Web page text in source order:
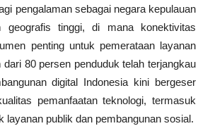
pengalaman sebagai negara kepulauan
geografis tinggi, di mana konektivitas
penting untuk pemerataan layanan
dari 80 persen penduduk telah terjangkau
digital Indonesia kini bergeser
pemanfaatan teknologi, termasuk
layanan publik dan pembangunan sosial.